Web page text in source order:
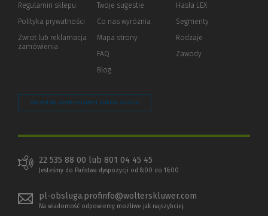
Regulamin sklepu
Polityka prywatności (Nowe
(Link
innej
Zwrot lub reklamacja
zamówienia
innej
strony)
Twoje sugestie
Co nas wyróżnia
Mapa strony
FAQ
Blog
Hasła LEX
Segmenty
Rodzaje
Zawody
Zarządzaj preferencjami plików cookie
22 535 88 00 lub 801 04 45 45
Jesteśmy do Państwa dyspozycji od 8:00 do 16:00
pl-obsluga.profinfo@wolterskluwer.com
Na wiadomość odpowiemy możliwe jak najszybciej.